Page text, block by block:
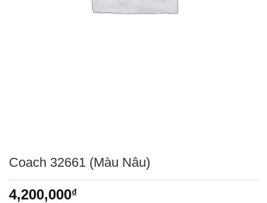
Coach 32661 (Màu Nâu)
4,200,000₫